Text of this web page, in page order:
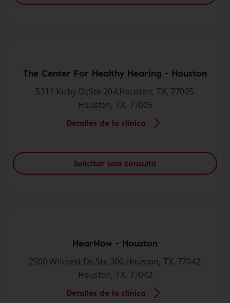
The Center For Healthy Hearing - Houston
5311 Kirby Dr,Ste 204,Houston, TX, 77005.
Houston, TX, 77005
Detalles de la clínica
Solicitar una consulta
HearNow - Houston
2500 Wilcrest Dr,,Ste 300,Houston, TX, 77042.
Houston, TX, 77042
Detalles de la clínica